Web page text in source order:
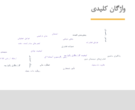
واژگان کلیدی
بدهی دولتی
روش رگرسیون آستانه¬ای
اشتغال
کشورهای صادرکننده نفت
کیفیت نهادی
ریسک اعتباری
سیستم
گزارشگری یکپارچه
کیفیت گزارشگری یکپارچه
عملکرد مالی
ارتباط ارزشی
تأثیر نامتقارن
فناوری‌های دیجیتال نوین
تحولات فناوری
رویکرد داده بنیاد
پیش‌بینی قیمت مدل ترکیبی
یادگیری ماشین
عوامل فناورانه
عوامل عملیاتی
عوامل راهبردی
نظریه داده‌بنیاد